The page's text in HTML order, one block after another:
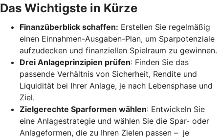
Das Wichtigste in Kürze
Finanzüberblick schaffen: Erstellen Sie regelmäßig
einen Einnahmen-Ausgaben-Plan, um Sparpotenziale
aufzudecken und finanziellen Spielraum zu gewinnen.
Drei Anlageprinzipien prüfen: Finden Sie das
passende Verhältnis von Sicherheit, Rendite und
Liquidität bei Ihrer Anlage, je nach Lebensphase und
Ziel.
Zielgerechte Sparformen wählen: Entwickeln Sie
eine Anlagestrategie und wählen Sie die Spar- oder
Anlageformen, die zu Ihren Zielen passen – je